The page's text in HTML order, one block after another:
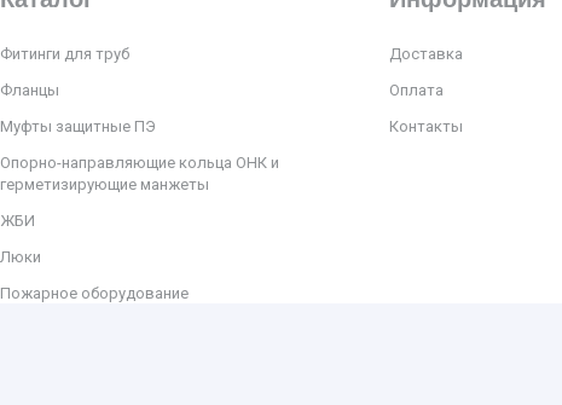
Фитинги для труб
Фланцы
Муфты защитные ПЭ
Опорно-направляющие кольца ОНК и
герметизирующие манжеты
ЖБИ
Люки
Пожарное оборудование
Доставка
Оплата
Контакты